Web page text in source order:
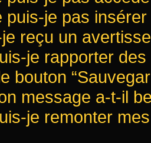
puis-je pas
reçu un
je rapporter
bouton
message a-t-il
je remonter